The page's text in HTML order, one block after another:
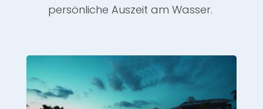
persönliche Auszeit am Wasser.